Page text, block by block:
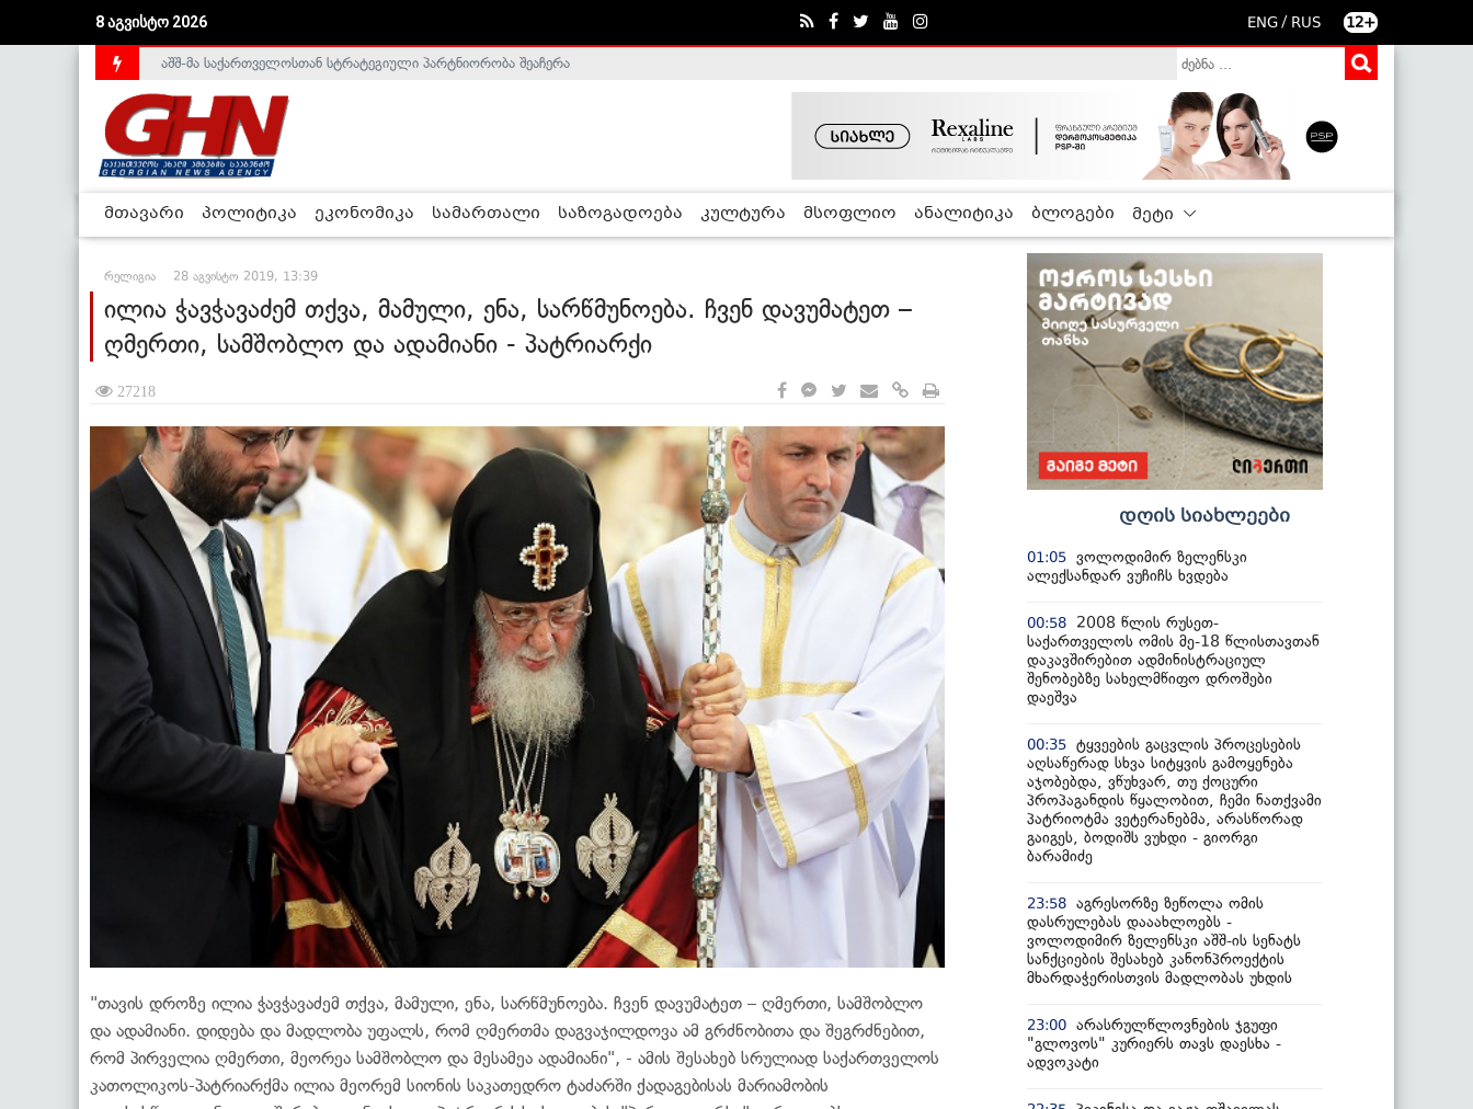
8 აგვისტო 2026 ENG / RUS 12+
საქართველოს დე-ფაქტო მთავრობა არალეგიტიმურია - ჰელსინკის კომისია
აშშ-მა საქართველოსთან სტრატეგიული პარტნიორობა შეაჩერა
მთავარი პოლიტიკა ეკონომიკა სამართალი საზოგადოება კულტურა მსოფლიო ანალიტიკა ბლოგები მეტი
რელიგია 28 აგვისტო 2019, 13:39
ილია ჭავჭავაძემ თქვა, მამული, ენა, სარწმუნოება. ჩვენ დავუმატეთ –
ღმერთი, სამშობლო და ადამიანი - პატრიარქი
27218
"თავის დროზე ილია ჭავჭავაძემ თქვა, მამული, ენა, სარწმუნოება. ჩვენ დავუმატეთ – ღმერთი, სამშობლო
და ადამიანი. დიდება და მადლობა უფალს, რომ ღმერთმა დაგვაჯილდოვა ამ გრძნობითა და შეგრძნებით,
რომ პირველია ღმერთი, მეორეა სამშობლო და მესამეა ადამიანი", - ამის შესახებ სრულიად საქართველოს
კათოლიკოს-პატრიარქმა ილია მეორემ სიონის საკათედრო ტაძარში ქადაგებისას მარიამობის
დღის სიახლეები
01:05 ვოლოდიმირ ზელენსკი
ალექსანდარ ვუჩიჩს ხვდება
00:58
2008 წლის რუსეთ-
საქართველოს ომის მე-18 წლისთავთან
დაკავშირებით ადმინისტრაციულ
შენობებზე სახელმწიფო დროშები
დაეშვა
00:35 ტყვეების გაცვლის პროცესების
აღსაწერად სხვა სიტყვის გამოყენება
აჯობებდა, ვწუხვარ, თუ ქოცური
პროპაგანდის წყალობით, ჩემი ნათქვამი
პატრიოტმა ვეტერანებმა, არასწორად
გაიგეს, ბოდიშს ვუხდი - გიორგი
ბარამიძე
23:58 აგრესორზე ზეწოლა ომის
დასრულებას დააახლოებს -
ვოლოდიმირ ზელენსკი აშშ-ის სენატს
სანქციების შესახებ კანონპროექტის
მხარდაჭერისთვის მადლობას უხდის
23:00 არასრულწლოვნების ჯგუფი
"გლოვოს" კურიერს თავს დაესხა -
ადვოკატი